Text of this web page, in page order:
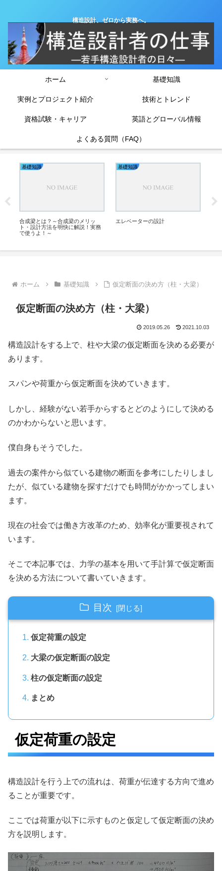
構造設計、ゼロから実務へ。
ホーム 基礎知識
実例とプロジェクト紹介 技術とトレンド
資格試験・キャリア 英語とグローバル情報
よくある質問（FAQ）
基礎知識
合成梁とは？～合成梁のメリッ
ト・設計方法を明快に解説！実務
で使うよ！～
基礎知識
エレベーターの設計
ホーム 基礎知識 仮定断面の決め方（柱・大梁）
仮定断面の決め方（柱・大梁）
2019.05.26 2021.10.03
構造設計をする上で、柱や大梁の仮定断面を決める必要が
あります。
スパンや荷重から仮定断面を決めていきます。
しかし、経験がない若手からするとどのようにして決める
のかわからないと思います。
僕自身もそうでした。
過去の案件から似ている建物の断面を参考にしたりしまし
たが、似ている建物を探すだけでも時間がかかってしまい
ます。
現在の社会では働き方改革のため、効率化が重要視されて
います。
そこで本記事では、力学の基本を用いて手計算で仮定断面
を決める方法について書いていきます。
目次
仮定荷重の設定
大梁の仮定断面の設定
柱の仮定断面の設定
まとめ
仮定荷重の設定
構造設計を行う上での流れは、荷重が伝達する方向で進め
ることが重要です。
ここでは荷重が以下に示すものと仮定して仮定断面の決め
方を説明します。